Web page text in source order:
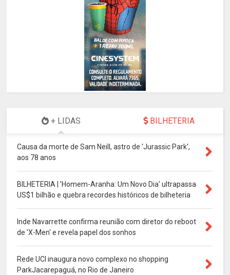
+ LIDAS BILHETERIA
Causa da morte de Sam Neill, astro de 'Jurassic Park',
aos 78 anos
BILHETERIA | 'Homem-Aranha: Um Novo Dia' ultrapassa
US$1 bilhão e quebra recordes históricos de bilheteria
Inde Navarrette confirma reunião com diretor do reboot
de 'X-Men' e revela papel dos sonhos
Rede UCI inaugura novo complexo no shopping
ParkJacarepaguá, no Rio de Janeiro